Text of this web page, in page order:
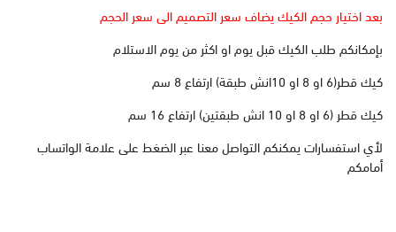
بعد اختيار حجم الكيك يضاف سعر التصميم الى سعر الحجم
بإمكانكم طلب الكيك قبل يوم او اكثر من يوم الاستلام
كيك قطر(6 او 8 او 10انش طبقة) ارتفاع 8 سم
كيك قطر (6 او 8 او 10 انش طبقتين) ارتفاع 16 سم
لأي استفسارات يمكنكم التواصل معنا عبر الضغط على علامة الواتساب
أمامكم